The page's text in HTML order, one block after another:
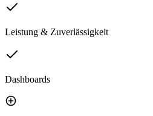
Leistung & Zuverlässigkeit
Dashboards